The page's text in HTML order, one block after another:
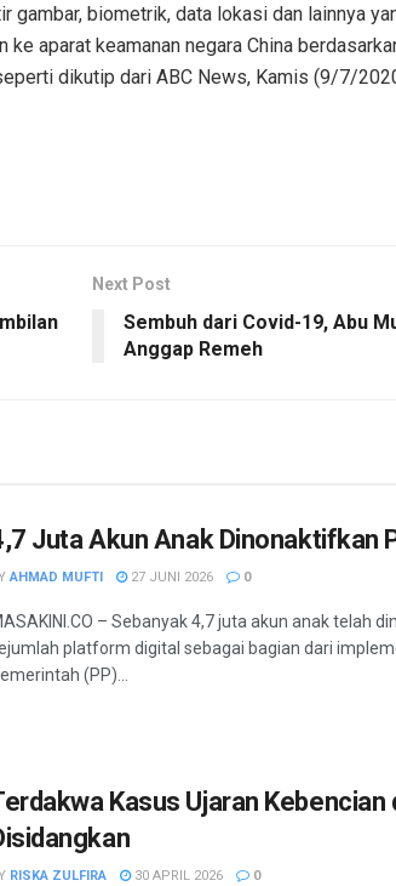
gambar, biometrik, data lokasi dan lainnya
aparat keamanan negara China
dikutip dari ABC News, Kamis (9/7/
Next Post
Sembuh dari Covid-19, Abu
Anggap Remeh
Juta Akun Anak Dinonaktifkan
AHMAD MUFTI 27 JUNI 2026 0
– Sebanyak 4,7 juta akun anak telah
platform digital sebagai bagian dari
(PP)...
Kasus Ujaran Kebencian
RISKA ZULFIRA 30 APRIL 2026 0